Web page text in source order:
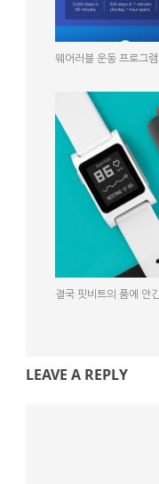
웨어러블 운동 프로그
결국 핏비트의 품에 안
LEAVE A REPLY